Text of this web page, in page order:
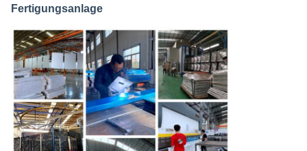
Fertigungsanlage